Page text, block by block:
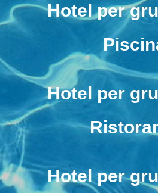
Hotel per
Hotel per
Hotel per